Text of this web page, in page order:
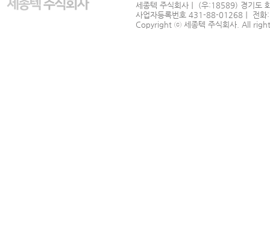
세종텍 주식회사｜ (우:18589) 경기도
사업자등록번호 431-88-01268｜ 전
Copyright ⓒ 세종텍 주식회사 . All